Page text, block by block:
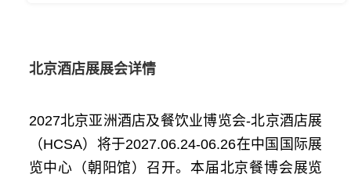
北京酒店展展会详情
2027北京亚洲酒店及餐饮业博览会-北京酒店展
（HCSA）将于2027.06.24-06.26在中国国际展
览中心（朝阳馆）召开。本届北京餐博会展览